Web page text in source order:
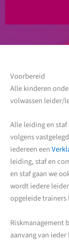
Voorbereid
Alle kinderen
volwassen leider/
Alle leiding en staf
volgens
iedereen een
leiding, staf en
en staf gaan we
wordt iedere
opgeleide trainers
Riskmanagement
aanvang van